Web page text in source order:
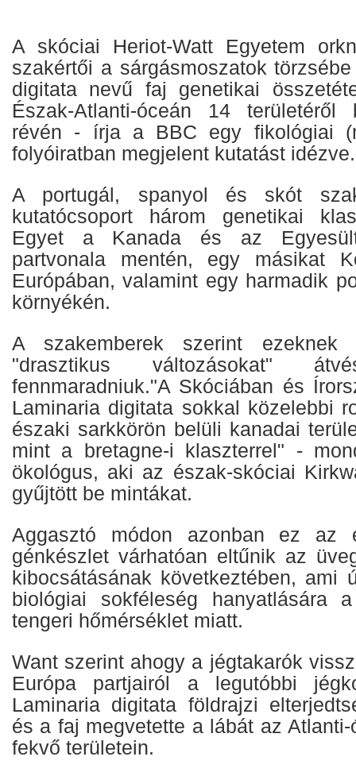
A skóciai Heriot-Watt Egyetem
szakértői a sárgásmoszatok
digitata nevű faj genetikai
Észak-Atlanti-óceán 14 területéről
révén - írja a BBC egy fikológiai
folyóiratban megjelent kutatást idézve.
A portugál, spanyol és skót
kutatócsoport három genetikai
Egyet a Kanada és az
partvonala mentén, egy másikat
Európában, valamint egy harmadik
környékén.
A szakemberek szerint ezeknek
"drasztikus változásokat"
fennmaradniuk."A Skóciában és
Laminaria digitata sokkal közelebbi
északi sarkkörön belüli kanadai
mint a bretagne-i klaszterrel" -
ökológus, aki az észak-skóciai
gyűjtött be mintákat.
Aggasztó módon azonban ez az
génkészlet várhatóan eltűnik az
kibocsátásának következtében, ami
biológiai sokféleség hanyatlására
tengeri hőmérséklet miatt.
Want szerint ahogy a jégtakarók
Európa partjairól a legutóbbi
Laminaria digitata földrajzi
és a faj megvetette a lábát az
fekvő területein.